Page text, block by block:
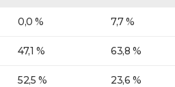
0,0 % 7,7 %
47,1 % 63,8 %
52,5 % 23,6 %